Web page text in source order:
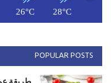
28°C
26°C
POPULAR POSTS